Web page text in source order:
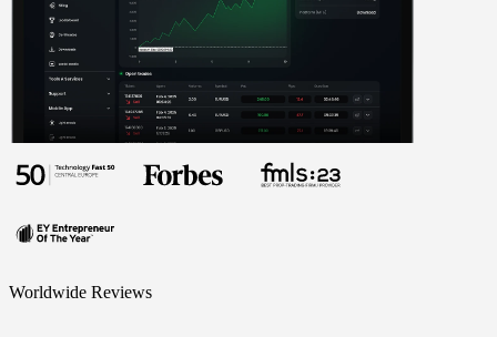
Worldwide Reviews